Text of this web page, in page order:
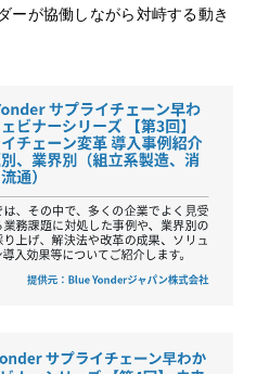
ーが協働しながら対峙する動き